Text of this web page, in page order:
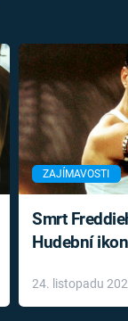
ZAJÍMAVOSTI
Smrt
Hudební
léky
24. listopadu